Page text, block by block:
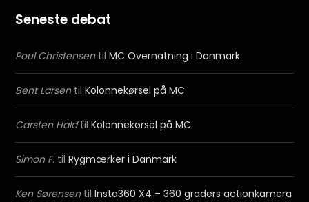
Seneste debat
Poul Christensentil MC Overnatning i Danmark
Bent Larsentil Kolonnekørsel på MC
Carsten Haldtil Kolonnekørsel på MC
Simon F. til Rygmærker i Danmark
Ken Sørensentil Insta360 X4 – 360 graders actionkamera